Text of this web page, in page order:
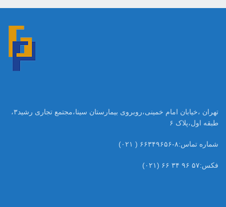
تهران ،خیابان امام خمینی،روبروی بیمارستان سینا،مجتمع تجاری رشید۳،
طبقه اول،پلاک ۶
شماره تماس:۸-۶۶۳۴۹۶۵۶ ( ۰۲۱)
فکس:۵۷ ۹۶ ۳۴ ۶۶ (۰۲۱)